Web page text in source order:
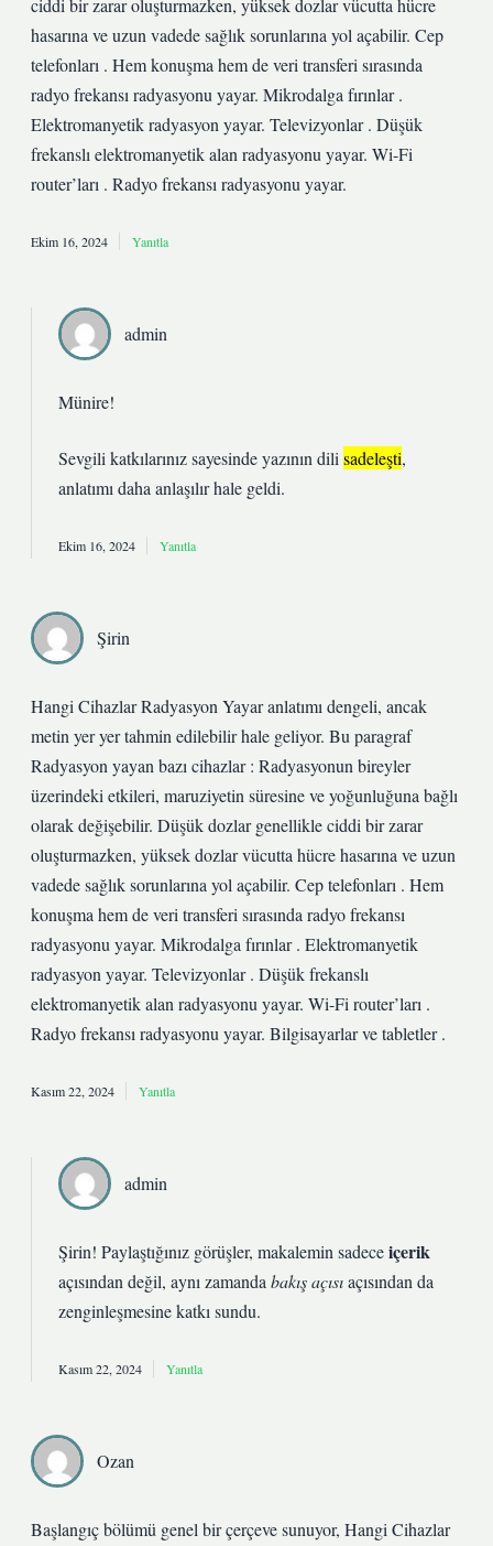
ciddi bir zarar oluşturmazken, yüksek dozlar vücutta hücre
hasarına ve uzun vadede sağlık sorunlarına yol açabilir. Cep
telefonları . Hem konuşma hem de veri transferi sırasında
radyo frekansı radyasyonu yayar. Mikrodalga fırınlar .
Elektromanyetik radyasyon yayar. Televizyonlar . Düşük
frekanslı elektromanyetik alan radyasyonu yayar. Wi-Fi
router’ları . Radyo frekansı radyasyonu yayar.
Ekim 16, 2024 Yanıtla
admin
Münire!
Sevgili katkılarınız sayesinde yazının dili sadeleşti,
anlatımı daha anlaşılırhale geldi.
Ekim 16, 2024 Yanıtla
Şirin
Hangi Cihazlar Radyasyon Yayar anlatımı dengeli, ancak
metin yer yer tahmin edilebilir hale geliyor. Bu paragraf
Radyasyon yayan bazı cihazlar : Radyasyonun bireyler
üzerindeki etkileri, maruziyetin süresine ve yoğunluğuna bağlı
olarak değişebilir. Düşük dozlar genellikle ciddi bir zarar
oluşturmazken, yüksek dozlar vücutta hücre hasarına ve uzun
vadede sağlık sorunlarına yol açabilir. Cep telefonları . Hem
konuşma hem de veri transferi sırasında radyo frekansı
radyasyonu yayar. Mikrodalga fırınlar . Elektromanyetik
radyasyon yayar. Televizyonlar . Düşük frekanslı
elektromanyetik alan radyasyonu yayar. Wi-Fi router’ları .
Radyo frekansı radyasyonu yayar. Bilgisayarlar ve tabletler .
Kasım 22, 2024 Yanıtla
admin
Şirin! Paylaştığınız görüşler, makalemin sadeceiçerik
açısından değil, aynı zamanda bakış açısıaçısından da
zenginleşmesinekatkı sundu.
Kasım 22, 2024 Yanıtla
Ozan
Başlangıç bölümü genel bir çerçeve sunuyor, Hangi Cihazlar